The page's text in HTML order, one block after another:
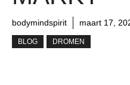
bodymindspirit maart 17,
BLOG DROMEN